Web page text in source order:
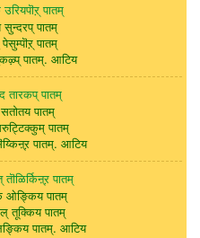
पातम्
पातम्
पातम्
पातम्. आटिय
तारकप् पातम्
पातम्
पातम्
पातम्. आटिय
पातम्
ओङ्किय पातम्
तूक्किय पातम्
पातम्. आटिय